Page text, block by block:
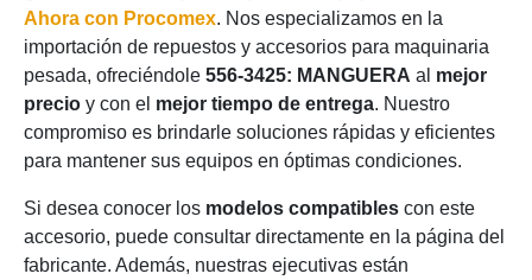
Ahora con Procomex. Nos especializamos en la
importación de repuestos y accesorios para maquinaria
pesada, ofreciéndole 556-3425: MANGUERA al mejor
precio y con el mejor tiempo de entrega. Nuestro
compromiso es brindarle soluciones rápidas y eficientes
para mantener sus equipos en óptimas condiciones.
Si desea conocer los modelos compatibles con este
accesorio, puede consultar directamente en la página del
fabricante. Además, nuestras ejecutivas están